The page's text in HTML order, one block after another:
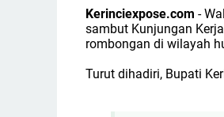
Kerinciexpose.com -
sambut Kunjungan
rombongan di wilayah
Turut dihadiri, Bupati